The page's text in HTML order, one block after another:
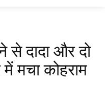
से दादा और दो
में मचा कोहराम